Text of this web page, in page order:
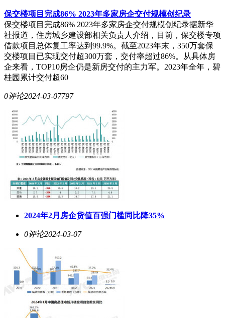
保交楼项目完成86% 2023年多家房企交付规模创纪录
保交楼项目完成86% 2023年多家房企交付规模创纪录据新华
社报道，住房城乡建设部相关负责人介绍，目前，保交楼专项
借款项目总体复工率达到99.9%。截至2023年末，350万套保
交楼项目已实现交付超300万套，交付率超过86%。从具体房
企来看，TOP10房企仍是新房交付的主力军。2023年全年，碧
桂园累计交付超60
0评论2024-03-07797
2024年2月房企货值百强门槛同比降35%
0评论2024-03-07